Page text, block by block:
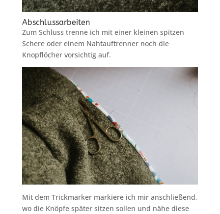
Abschlussarbeiten
Zum Schluss trenne ich mit einer kleinen spitzen
Schere oder einem Nahtauftrenner noch die
Knopflöcher vorsichtig auf.
Mit dem Trickmarker markiere ich mir anschließend,
wo die Knöpfe später sitzen sollen und nähe diese